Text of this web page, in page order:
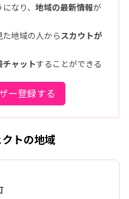
なり、 地域の最新情報が
地域の人から スカウトが
チャットすることができる
ー登録する
トの地域